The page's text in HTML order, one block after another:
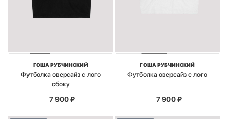
ГОША РУБЧИНСКИЙ
Футболка оверсайз с лого
сбоку
7 900₽
ГОША РУБЧИНСКИЙ
Футболка оверсайз с лого
7 900₽